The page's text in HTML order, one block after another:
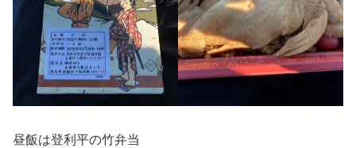
昼飯は登利平の竹弁当